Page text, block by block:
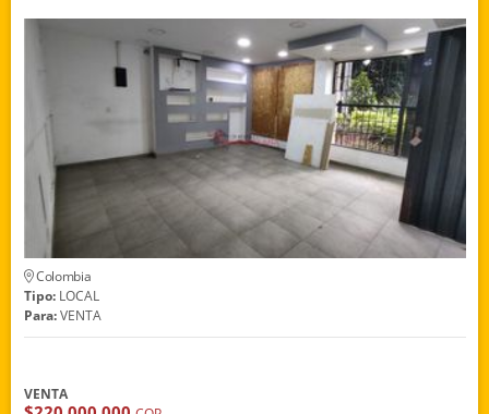
Colombia
Tipo:LOCAL
Para:VENTA
VENTA